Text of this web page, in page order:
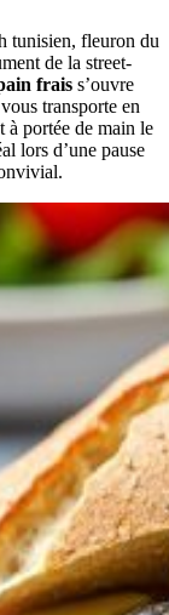
tunisien, fleuron du
de la street-
frais s’ouvre
transporte en
à portée de main le
lors d’une pause